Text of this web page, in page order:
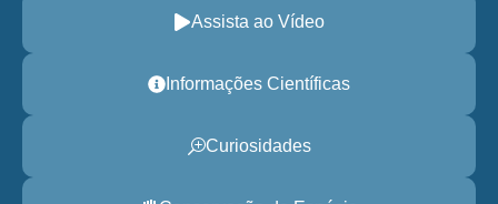
Assista ao Vídeo
Informações Científicas
Curiosidades